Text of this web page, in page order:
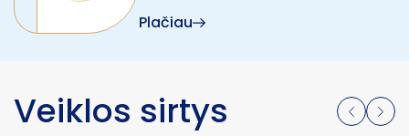
Plačiau
Veiklos sirtys